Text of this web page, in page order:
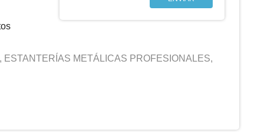
, ESTANTERÍAS METÁLICAS PROFESIONALES,